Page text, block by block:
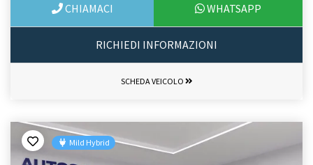
CHIAMACI WHATSAPP
RICHIEDI INFORMAZIONI
SCHEDA VEICOLO
Mild Hybrid